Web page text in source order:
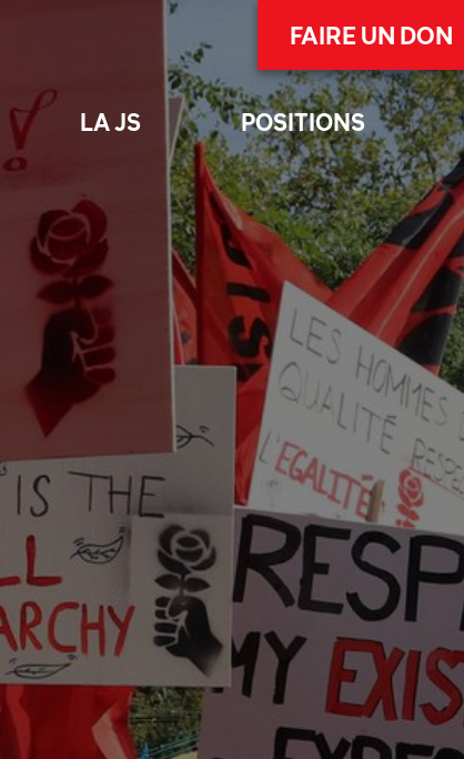
LA JS POSITIONS
FAIRE UN DON